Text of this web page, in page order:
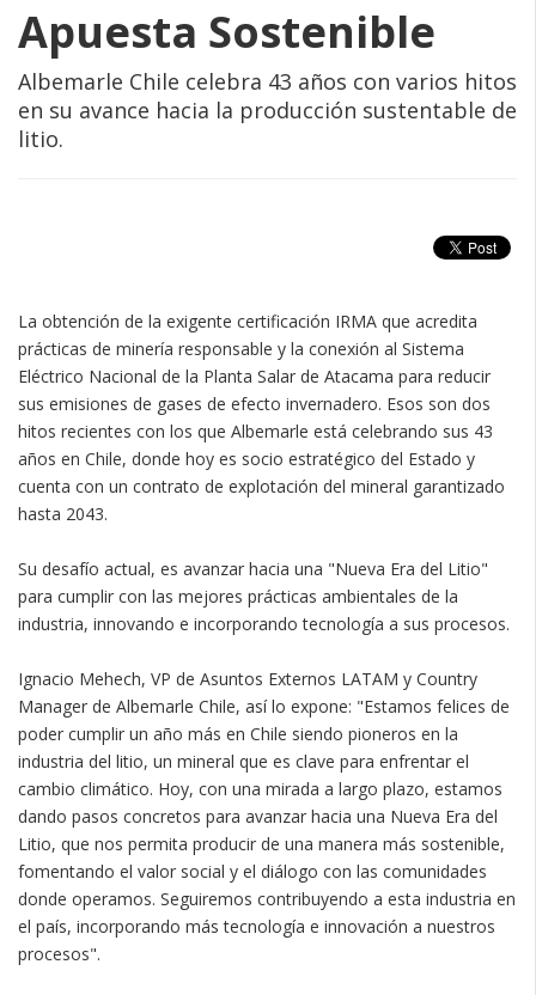
Apuesta Sostenible
Albemarle Chile celebra 43 años con varios hitos
en su avance hacia la producción sustentable de
litio.
La obtención de la exigente certificación IRMA que acredita
prácticas de minería responsable y la conexión al Sistema
Eléctrico Nacional de la Planta Salar de Atacama para reducir
sus emisiones de gases de efecto invernadero. Esos son dos
hitos recientes con los que Albemarle está celebrando sus 43
años en Chile, donde hoy es socio estratégico del Estado y
cuenta con un contrato de explotación del mineral garantizado
hasta 2043.
Su desafío actual, es avanzar hacia una "Nueva Era del Litio"
para cumplir con las mejores prácticas ambientales de la
industria, innovando e incorporando tecnología a sus procesos.
Ignacio Mehech, VP de Asuntos Externos LATAM y Country
Manager de Albemarle Chile, así lo expone: "Estamos felices de
poder cumplir un año más en Chile siendo pioneros en la
industria del litio, un mineral que es clave para enfrentar el
cambio climático. Hoy, con una mirada a largo plazo, estamos
dando pasos concretos para avanzar hacia una Nueva Era del
Litio, que nos permita producir de una manera más sostenible,
fomentando el valor social y el diálogo con las comunidades
donde operamos. Seguiremos contribuyendo a esta industria en
el país, incorporando más tecnología e innovación a nuestros
procesos".